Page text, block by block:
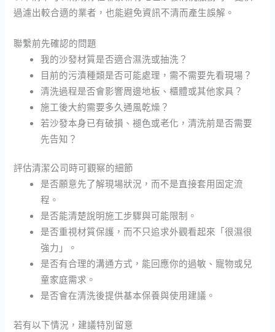
過濾出較合適的業者，也能避免資訊不清而產生誤解。
聯繫前先確認的問題
我的沙發材質是否適合濕洗或抽洗？
目前的污漬種類是否可能處理，需不需要先看現場？
清洗過程是否會影響周邊地板、櫃體或其他家具？
施工後大約需要多久通風乾燥？
若沙發本身已有破損、褪色或老化，清洗前是否需要
先告知？
評估清潔公司時可觀察的細節
是否願意先了解現場狀況，而不是直接套用固定流
程。
是否能清楚說明施工步驟與可能限制。
是否重視材質保護，而不只追求外觀看起來「很濕很
強力」。
是否有合理的溝通方式，能回應你的過敏、寵物或兒
童家庭需求。
是否會在清洗後提供基本保養與使用建議。
若有以下情況，建議特別留意